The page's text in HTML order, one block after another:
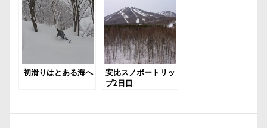
初滑りはとある海へ
安比スノボートリッ
プ2日目